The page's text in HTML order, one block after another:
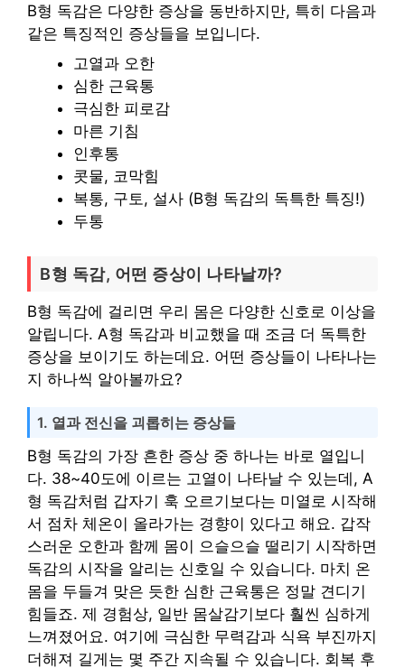
B형 독감은 다양한 증상을 동반하지만, 특히 다음과
같은 특징적인 증상들을 보입니다.
고열과 오한
심한 근육통
극심한 피로감
마른 기침
인후통
콧물, 코막힘
복통, 구토, 설사 (B형 독감의 독특한 특징!)
두통
B형 독감, 어떤 증상이 나타날까?
B형 독감에 걸리면 우리 몸은 다양한 신호로 이상을
알립니다. A형 독감과 비교했을 때 조금 더 독특한
증상을 보이기도 하는데요. 어떤 증상들이 나타나는
지 하나씩 알아볼까요?
1. 열과 전신을 괴롭히는 증상들
B형 독감의 가장 흔한 증상 중 하나는 바로 열입니
다. 38~40도에 이르는 고열이 나타날 수 있는데, A
형 독감처럼 갑자기 훅 오르기보다는 미열로 시작해
서 점차 체온이 올라가는 경향이 있다고 해요. 갑작
스러운 오한과 함께 몸이 으슬으슬 떨리기 시작하면
독감의 시작을 알리는 신호일 수 있습니다. 마치 온
몸을 두들겨 맞은 듯한 심한 근육통은 정말 견디기
힘들죠. 제 경험상, 일반 몸살감기보다 훨씬 심하게
느껴졌어요. 여기에 극심한 무력감과 식욕 부진까지
더해져 길게는 몇 주간 지속될 수 있습니다. 회복 후